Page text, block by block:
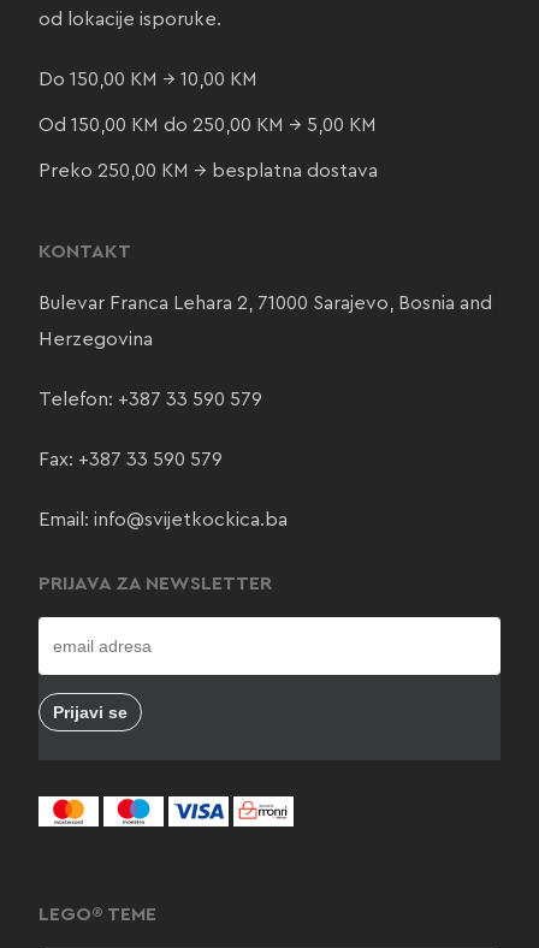
od lokacije isporuke.
Do 150,00 KM → 10,00 KM
Od 150,00 KM do 250,00 KM → 5,00 KM
Preko 250,00 KM → besplatna dostava
KONTAKT
Bulevar Franca Lehara 2, 71000 Sarajevo, Bosnia and
Herzegovina
Telefon: +387 33 590 579
Fax: +387 33 590 579
Email: info@svijetkockica.ba
PRIJAVA ZA NEWSLETTER
LEGO® TEME